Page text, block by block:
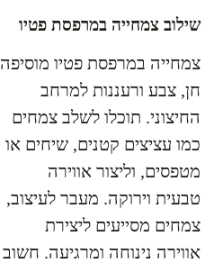
שילוב צמחייה במרפסת פטיו
צמחייה במרפסת פטיו מוסיפה
חן, צבע ורעננות למרחב
החיצוני. תוכלו לשלב צמחים
כמו עציצים קטנים, שיחים או
מטפסים, וליצור אווירה
טבעית וירוקה. מעבר לעיצוב,
צמחים מסייעים ליצירת
אווירה נינוחה ומרגיעה. חשוב